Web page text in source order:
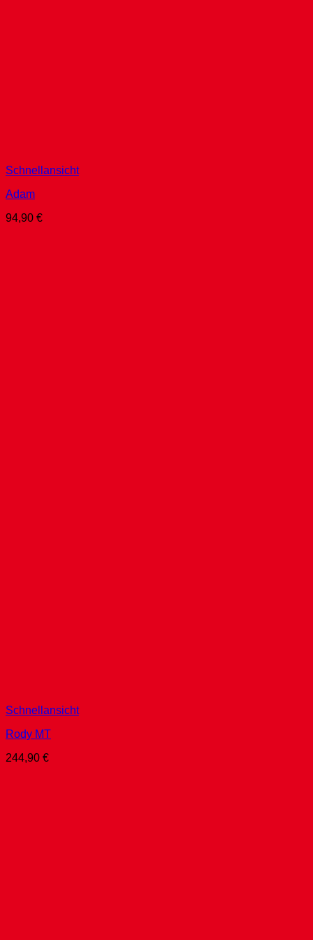
Schnellansicht
Adam
94,90 €
Schnellansicht
Rody MT
244,90 €